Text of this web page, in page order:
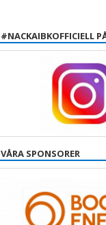
#NACKAIBKOFFICIELL
VÅRA SPONSORER